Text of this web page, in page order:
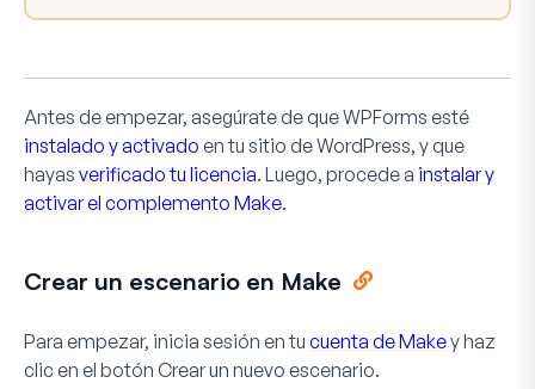
Antes de empezar, asegúrate de que WPForms esté
instalado y activado en tu sitio de WordPress, y que
hayas verificado tu licencia. Luego, procede a instalar y
activar el complemento Make.
Crear un escenario en Make
Para empezar, inicia sesión en tu cuenta de Makey haz
clic en el botón Crear un nuevo escenario.